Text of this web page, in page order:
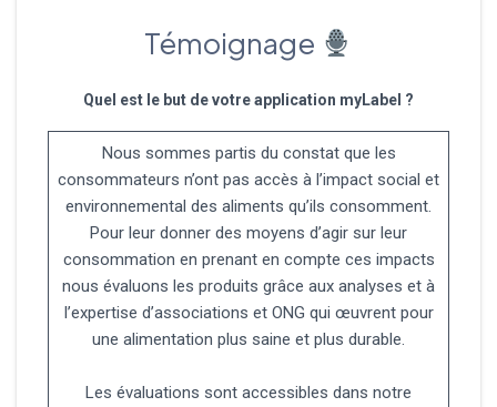
Témoignage
Quel est le but de votre application myLabel ?
Nous sommes partis du constat que les
consommateurs n’ont pas accès à l’impact social et
environnemental des aliments qu’ils consomment.
Pour leur donner des moyens d’agir sur leur
consommation en prenant en compte ces impacts
nous évaluons les produits grâce aux analyses et à
l’expertise d’associations et ONG qui œuvrent pour
une alimentation plus saine et plus durable.
Les évaluations sont accessibles dans notre